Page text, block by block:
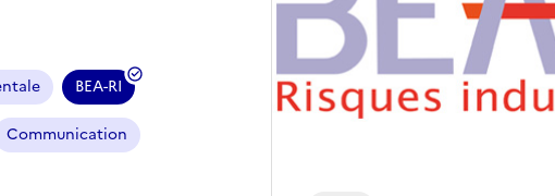
BEA-RI
(
f
i
Communication